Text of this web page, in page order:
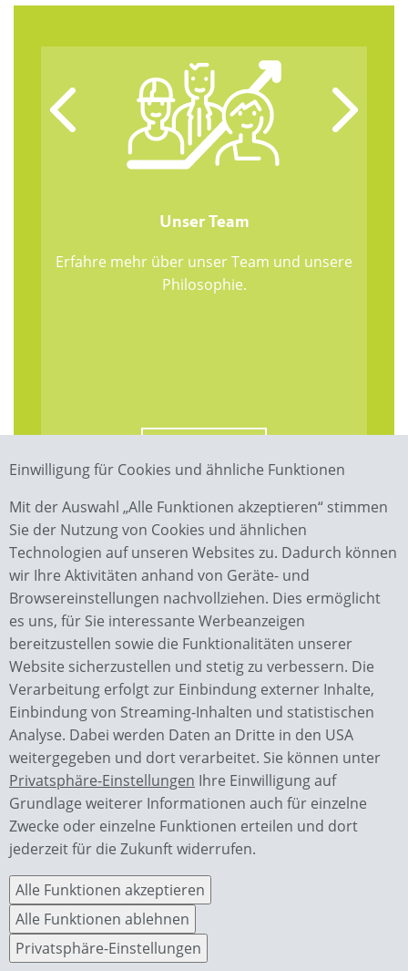
Unser Team
Erfahre mehr über unser Team und unsere
Philosophie.
Wächter GmbH
Bauunternehmen
Piesauer Str. 4a
98724 Neuhaus OT Lichte
Kontakt
0049 36701 / 2770
info@waechterbau.de
Impressum
Datenschutz
Einwilligung für Cookies und ähnliche Funktionen
Mit der Auswahl „Alle Funktionen akzeptieren“ stimmen
Sie der Nutzung von Cookies und ähnlichen
Technologien auf unseren Websites zu. Dadurch können
wir Ihre Aktivitäten anhand von Geräte- und
Browsereinstellungen nachvollziehen. Dies ermöglicht
es uns, für Sie interessante Werbeanzeigen
bereitzustellen sowie die Funktionalitäten unserer
Website sicherzustellen und stetig zu verbessern. Die
Verarbeitung erfolgt zur Einbindung externer Inhalte,
Einbindung von Streaming-Inhalten und statistischen
Analyse. Dabei werden Daten an Dritte in den USA
weitergegeben und dort verarbeitet. Sie können unter
Privatsphäre-Einstellungen Ihre Einwilligung auf
Grundlage weiterer Informationen auch für einzelne
Zwecke oder einzelne Funktionen erteilen und dort
jederzeit für die Zukunft widerrufen.
Alle Funktionen akzeptieren
Alle Funktionen ablehnen
Privatsphäre-Einstellungen